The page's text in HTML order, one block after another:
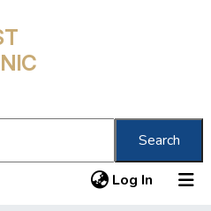
Search
Log In (current)